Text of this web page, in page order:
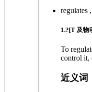
regulates
1.?[T 及物
To
control it,
近义词